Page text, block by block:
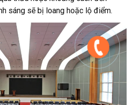
sáng sẽ bị loang hoặc lộ điểm.